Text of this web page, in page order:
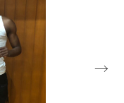
→